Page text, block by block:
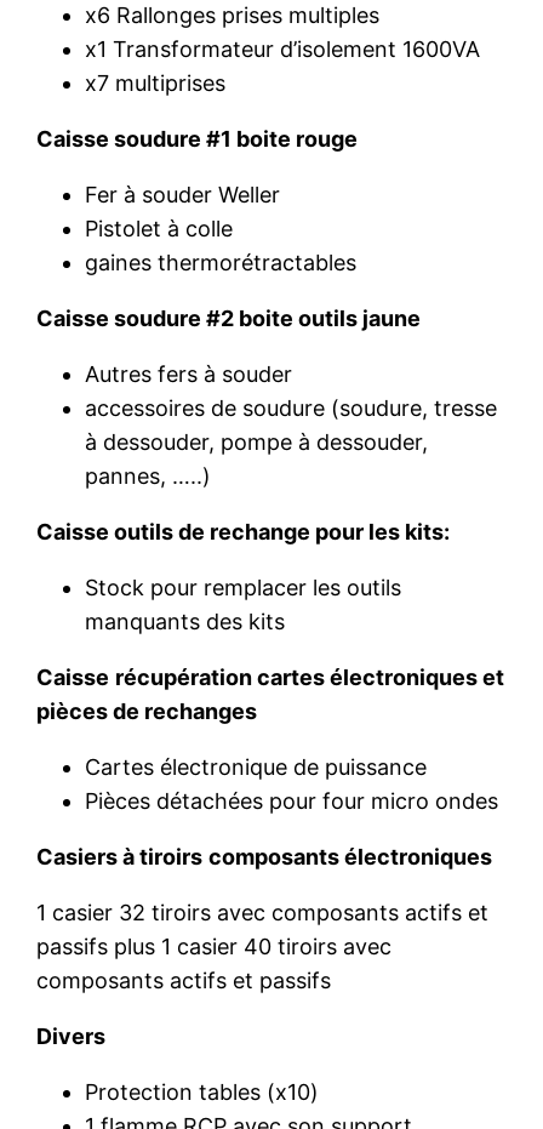
x6 Rallonges prises multiples
x1 Transformateur d’isolement 1600VA
x7 multiprises
Caisse soudure #1 boite rouge
Fer à souder Weller
Pistolet à colle
gaines thermorétractables
Caisse soudure #2 boite outils jaune
Autres fers à souder
accessoires de soudure (soudure, tresse
à dessouder, pompe à dessouder,
pannes, …..)
Caisse outils de rechange pour les kits:
Stock pour remplacer les outils
manquants des kits
Caisse récupération cartes électroniques et
pièces de rechanges
Cartes électronique de puissance
Pièces détachées pour four micro ondes
Casiers à tiroirs composants électroniques
1 casier 32 tiroirs avec composants actifs et
passifs plus 1 casier 40 tiroirs avec
composants actifs et passifs
Divers
Protection tables (x10)